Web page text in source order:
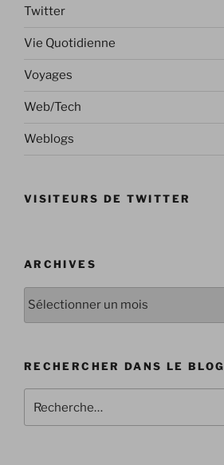
Twitter
Vie Quotidienne
Voyages
Web/Tech
Weblogs
VISITEURS DE TWITTER
ARCHIVES
RECHERCHER DANS LE BLOG
pour